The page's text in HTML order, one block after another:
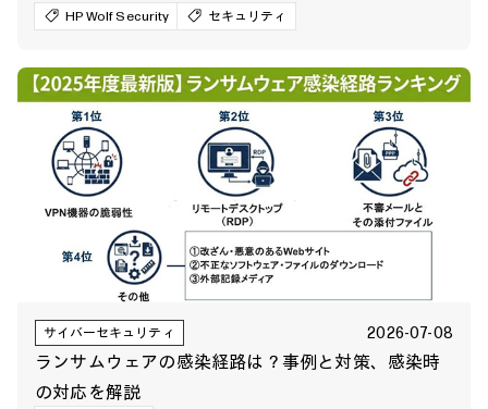
HP Wolf Security セキュリティ
サイバーセキュリティ 2026-07-08
ランサムウェアの感染経路は？事例と対策、感染時
の対応を解説